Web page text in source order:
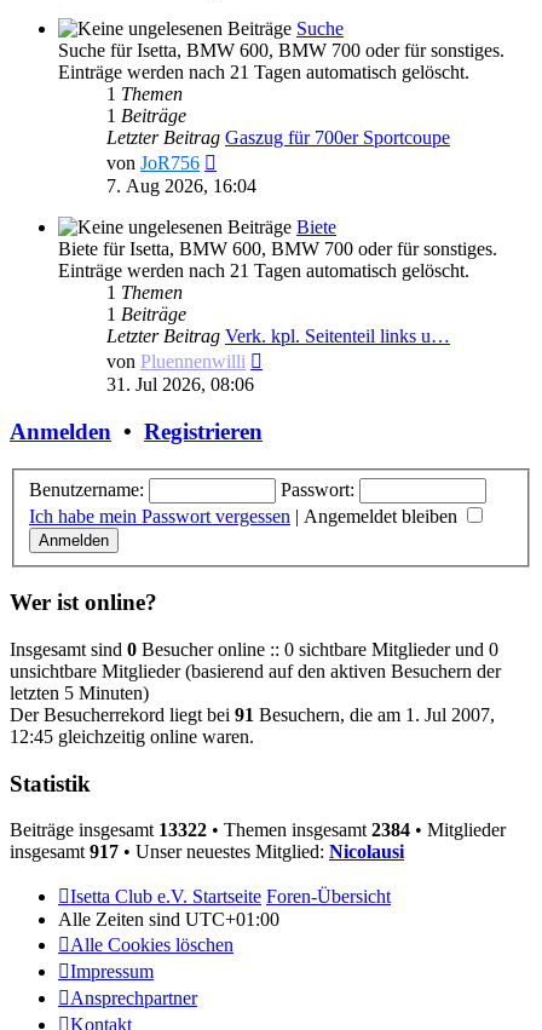
Suche
Suche für Isetta, BMW 600, BMW 700 oder für sonstiges.
Einträge werden nach 21 Tagen automatisch gelöscht.
1 Themen
1 Beiträge
Letzter Beitrag Gaszug für 700er Sportcoupe
von JoR756
Beitrag
7. Aug 2026, 16:04
Biete
Biete für Isetta, BMW 600, BMW 700 oder für sonstiges.
Einträge werden nach 21 Tagen automatisch gelöscht.
1 Themen
1 Beiträge
Letzter Beitrag Verk. kpl. Seitenteil links u…
von Pluennenwilli
31. Jul 2026, 08:06
Anmelden • Registrieren
Benutzername:
Passwort:
Ich habe mein Passwort vergessen | Angemeldet bleiben
Wer ist online?
Insgesamt sind 0 Besucher online :: 0 sichtbare Mitglieder und 0
unsichtbare Mitglieder (basierend auf den aktiven Besuchern der
letzten 5 Minuten)
Der Besucherrekord liegt bei 91 Besuchern, die am 1. Jul 2007,
12:45 gleichzeitig online waren.
Statistik
Beiträge insgesamt 13322 • Themen insgesamt 2384 • Mitglieder
insgesamt 917 • Unser neuestes Mitglied: Nicolausi
Isetta Club e.V. Startseite Foren-Übersicht
Alle Zeiten sind UTC+01:00
Alle Cookies löschen
Impressum
Ansprechpartner
Kontakt